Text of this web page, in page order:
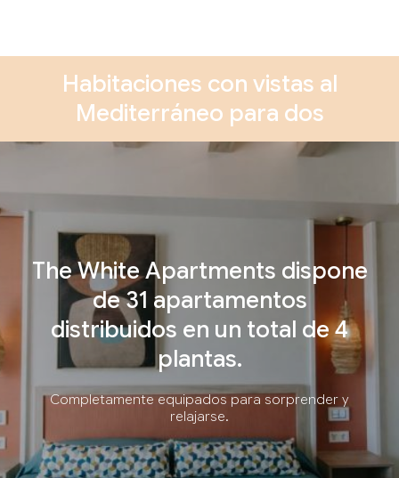
Habitaciones con vistas al
Mediterráneo para dos
The White Apartments dispone
de 31 apartamentos
distribuidos en un total de 4
plantas.
Completamente equipados para sorprender y
relajarse.